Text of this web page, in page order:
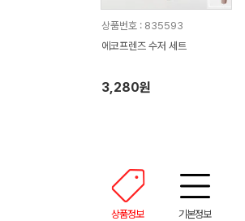
상품번호 : 835593
에코프렌즈 수저 세트
3,280원
상품정보 기본정보